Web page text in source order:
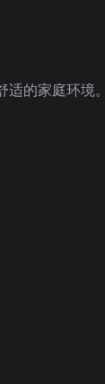
的家庭环境。